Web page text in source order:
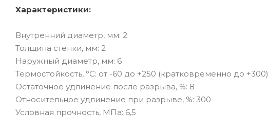
Характеристики:
Внутренний диаметр, мм: 2
Толщина стенки, мм: 2
Наружный диаметр, мм: 6
Термостойкость, °C: от -60 до +250 (кратковременно до +300)
Остаточное удлинение после разрыва, %: 8
Относительное удлинение при разрыве, %: 300
Условная прочность, МПа: 6,5